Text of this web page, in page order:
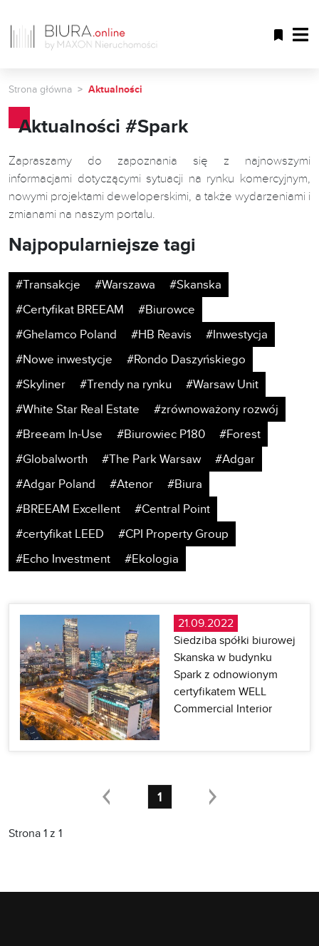
Strona główna Aktualności
Aktualności #Spark
Zapraszamy do zapoznania się z najnowszymi
informacjami dotyczącymi sytuacji na rynku komercyjnym,
nowymi projektami deweloperskimi, a także wydarzeniami i
zmianami na naszym portalu.
21.09.2022
Siedziba spółki biurowej
Skanska w budynku
Spark z odnowionym
certyfikatem WELL
Commercial Interior
1
Strona 1 z 1
Najpopularniejsze tagi
#Transakcje #Warszawa
#Skanska
#Certyfikat BREEAM
#Biurowce
#Ghelamco Poland
#HB Reavis
#Inwestycja
#Nowe inwestycje
#Rondo Daszyńskiego
#Skyliner
#Trendy na rynku
#Warsaw Unit
#White Star Real Estate
#zrównoważony rozwój
#Breeam In-Use
#Biurowiec P180
#Forest
#Globalworth
#The Park Warsaw
#Adgar
#Adgar Poland
#Atenor
#Biura
#BREEAM Excellent
#Central Point
#certyfikat LEED
#CPI Property Group
#Echo Investment
#Ekologia